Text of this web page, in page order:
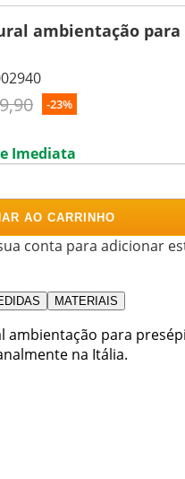
ambientação para
-23%
Imediata
AO CARRINHO
conta para adicionar
MATERIAIS
ambientação para
na Itália.